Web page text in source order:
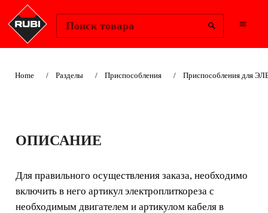
Поиск товара
Home Разделы Приспособления Приспособления для
КАБЕЛИ
включить в него артикул электроплиткореза с
необходимым двигателем и артикулом кабеля в
зависимости от страны где он будет использоваться.
ОПИСАНИЕ
Для правильного осуществления заказа, необходимо
включить в него артикул электроплиткореза с
необходимым двигателем и артикулом кабеля в